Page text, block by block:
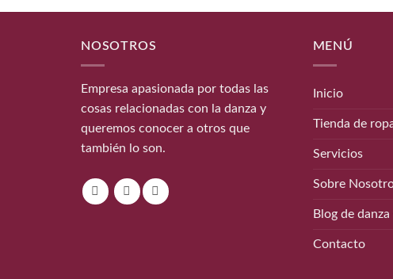
NOSOTROS
Empresa apasionada por todas las
cosas relacionadas con la danza y
queremos conocer a otros que
también lo son.
MENÚ
Inicio
Tienda de
Servicios
Sobre
Blog de
Contacto